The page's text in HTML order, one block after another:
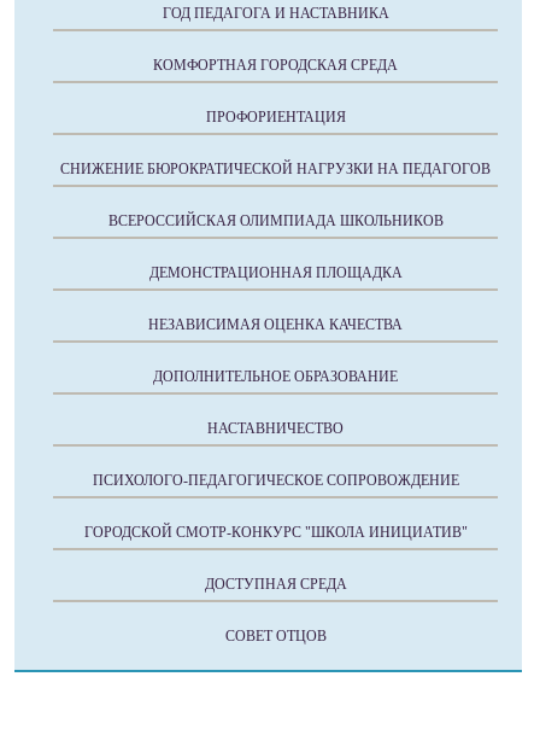
ГОД ПЕДАГОГА И НАСТАВНИКА
КОМФОРТНАЯ ГОРОДСКАЯ СРЕДА
ПРОФОРИЕНТАЦИЯ
СНИЖЕНИЕ БЮРОКРАТИЧЕСКОЙ НАГРУЗКИ НА ПЕДАГОГОВ
ВСЕРОССИЙСКАЯ ОЛИМПИАДА ШКОЛЬНИКОВ
ДЕМОНСТРАЦИОННАЯ ПЛОЩАДКА
НЕЗАВИСИМАЯ ОЦЕНКА КАЧЕСТВА
ДОПОЛНИТЕЛЬНОЕ ОБРАЗОВАНИЕ
НАСТАВНИЧЕСТВО
ПСИХОЛОГО-ПЕДАГОГИЧЕСКОЕ СОПРОВОЖДЕНИЕ
ГОРОДСКОЙ СМОТР-КОНКУРС "ШКОЛА ИНИЦИАТИВ"
ДОСТУПНАЯ СРЕДА
СОВЕТ ОТЦОВ